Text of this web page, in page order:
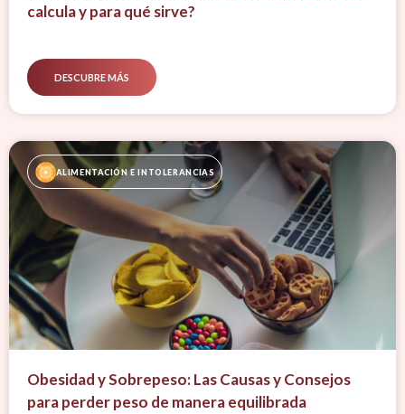
calcula y para qué sirve?
DESCUBRE MÁS
ALIMENTACIÓN E INTOLERANCIAS
Obesidad y Sobrepeso: Las Causas y Consejos
para perder peso de manera equilibrada